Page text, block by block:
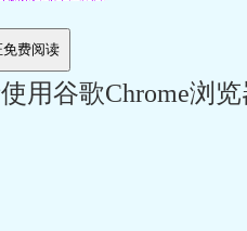
用谷歌Chrome浏览